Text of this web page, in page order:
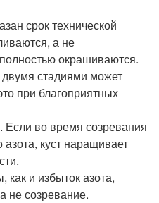
срок технической
а не
окрашиваются.
стадиями может
при благоприятных
во время созревания
куст наращивает
и избыток азота,
не созревание.